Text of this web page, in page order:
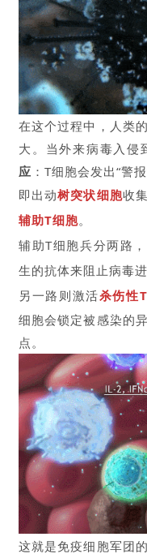
在这个过程中，人类
大。当外来病毒入侵
应 ：T细胞会发出“警
即出动树突状细胞收
辅助T细胞。
辅助T细胞兵分两路
生的抗体来阻止病毒
另一路则激活杀伤性
细胞会锁定被感染的
点。
这就是免疫细胞军团